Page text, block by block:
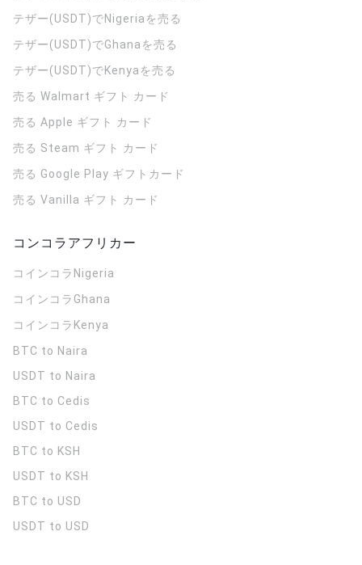
テザー(USDT)でNigeriaを売る
テザー(USDT)でGhanaを売る
テザー(USDT)でKenyaを売る
売る Walmart ギフト カード
売る Apple ギフト カード
売る Steam ギフト カード
売る Google Play ギフトカード
売る Vanilla ギフト カード
コンコラアフリカー
コインコラ Nigeria
コインコラ Ghana
コインコラ Kenya
BTC to Naira
USDT to Naira
BTC to Cedis
USDT to Cedis
BTC to KSH
USDT to KSH
BTC to USD
USDT to USD